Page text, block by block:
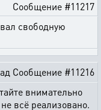
Сообщение #11217
свободную
Сообщение #11216
внимательно
всё реализовано.